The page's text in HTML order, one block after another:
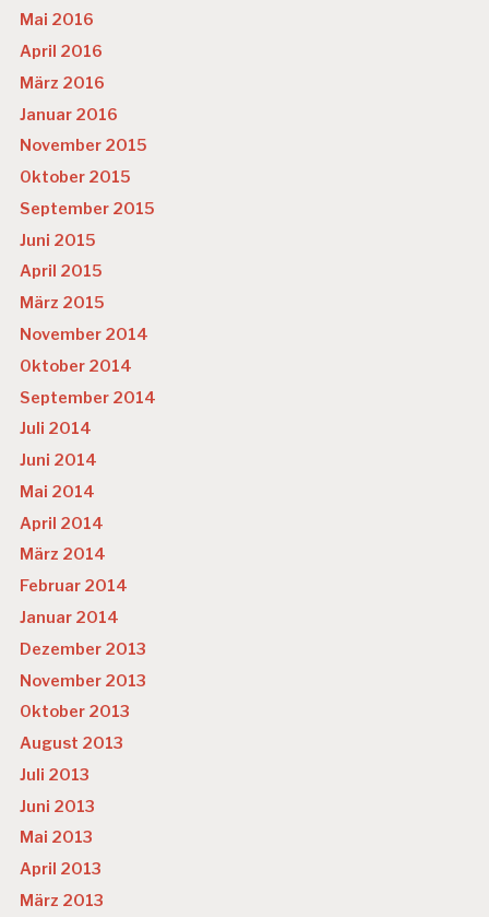
Mai 2016
April 2016
März 2016
Januar 2016
November 2015
Oktober 2015
September 2015
Juni 2015
April 2015
März 2015
November 2014
Oktober 2014
September 2014
Juli 2014
Juni 2014
Mai 2014
April 2014
März 2014
Februar 2014
Januar 2014
Dezember 2013
November 2013
Oktober 2013
August 2013
Juli 2013
Juni 2013
Mai 2013
April 2013
März 2013